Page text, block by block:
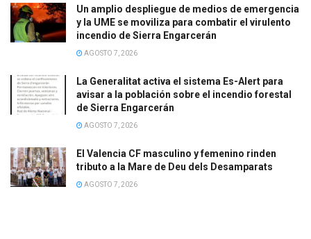
Un amplio despliegue de medios de emergencia
y la UME se moviliza para combatir el virulento
incendio de Sierra Engarcerán
AGOSTO 7, 2026
La Generalitat activa el sistema Es-Alert para
avisar a la población sobre el incendio forestal
de Sierra Engarcerán
AGOSTO 7, 2026
El Valencia CF masculino y femenino rinden
tributo a la Mare de Deu dels Desamparats
AGOSTO 7, 2026